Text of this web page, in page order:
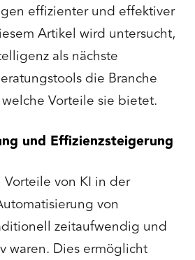
effizienter und effektiver
Artikel wird untersucht,
als nächste
die Branche
Vorteile sie bietet.
und Effizienzsteigerung
von KI in der
von
zeitaufwendig und
waren. Dies ermöglicht